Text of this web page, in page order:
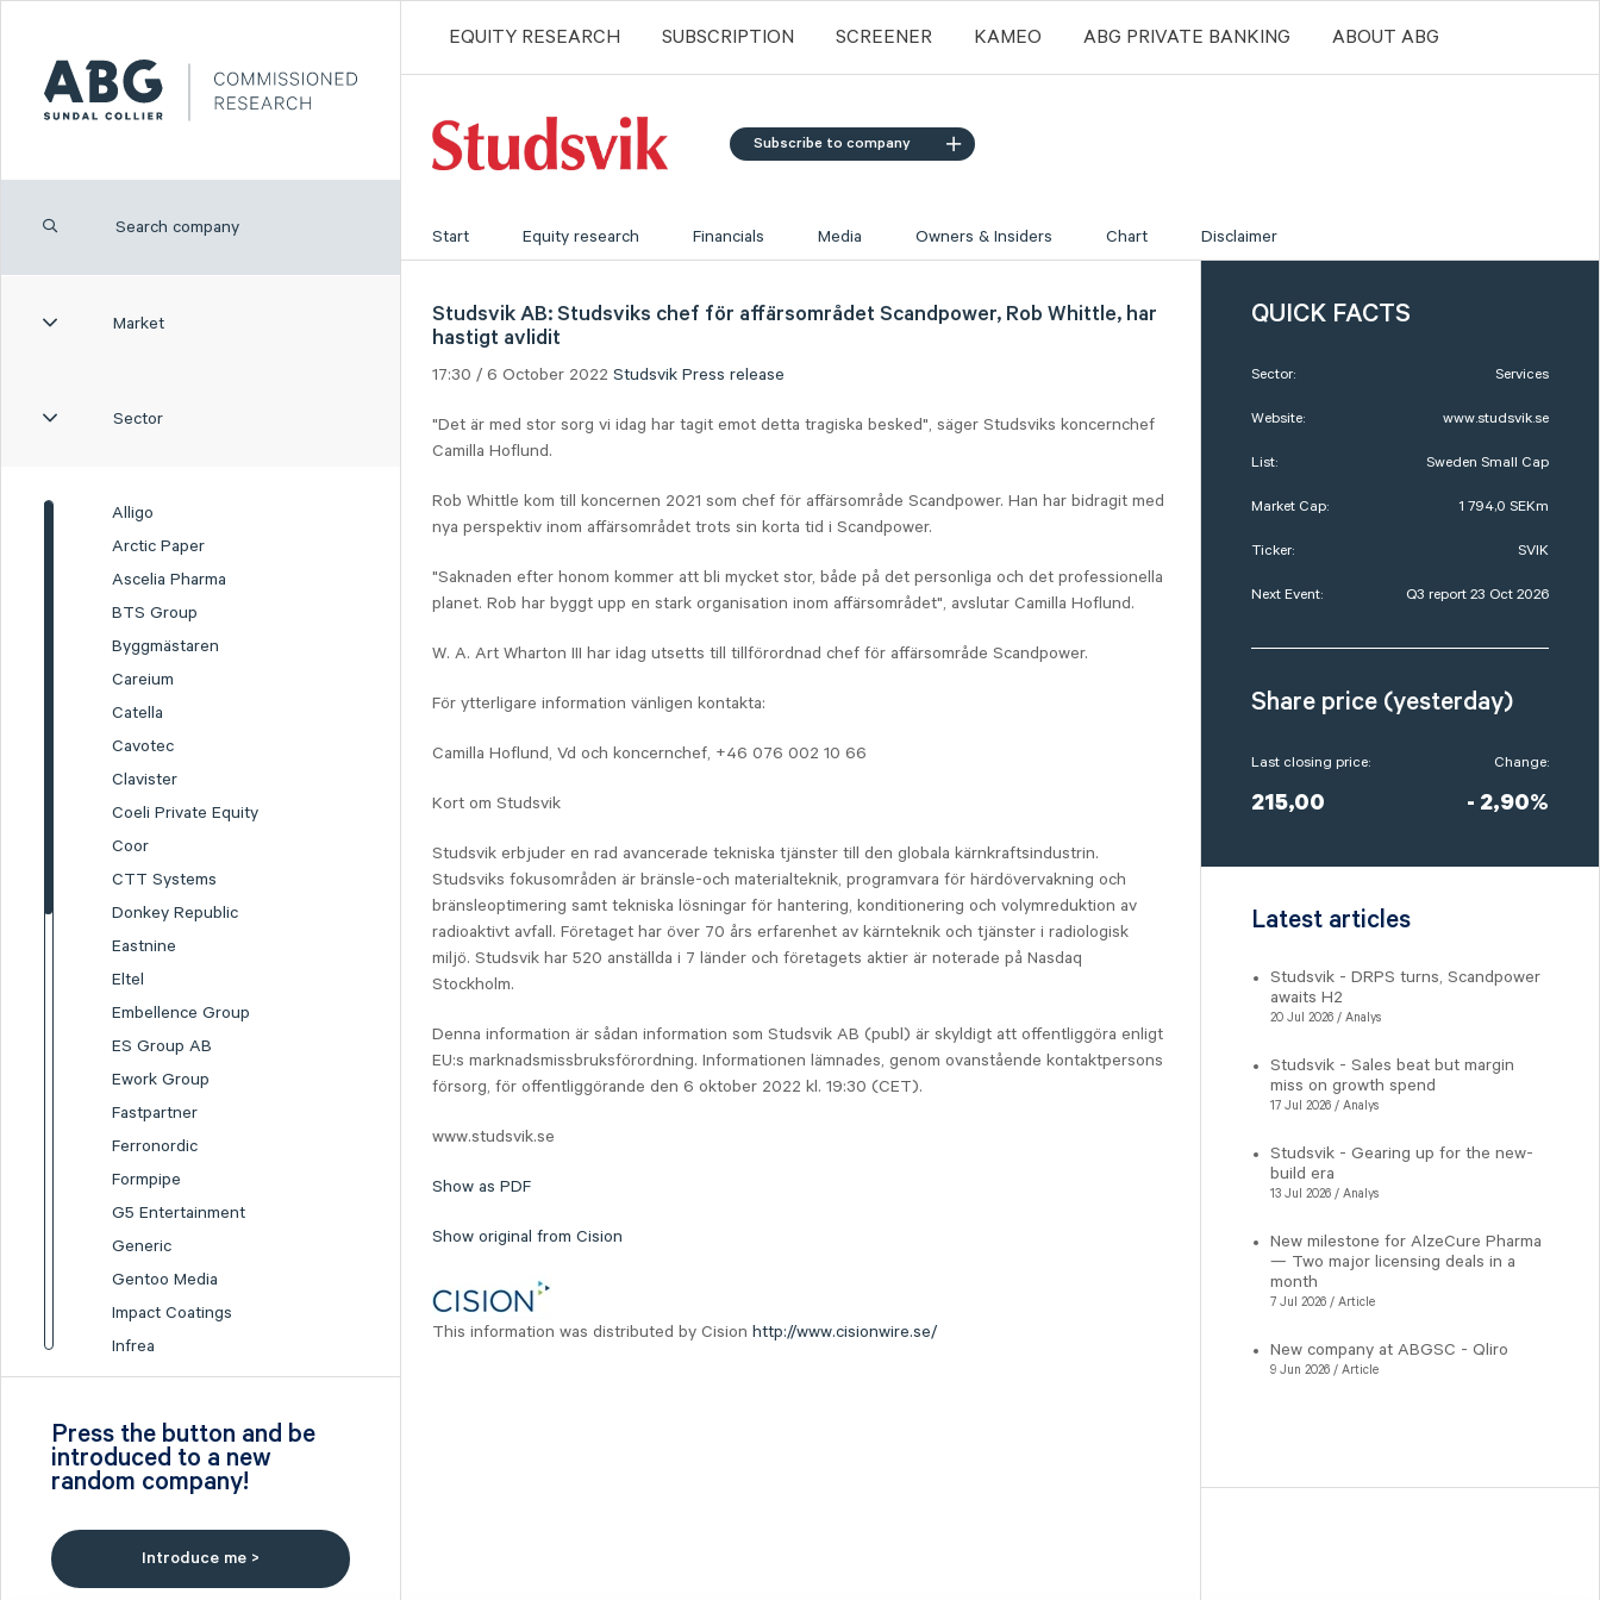
Market
Sector
Alligo
Arctic Paper
Ascelia Pharma
BTS Group
Byggmästaren
Careium
Catella
Cavotec
Clavister
Coeli Private Equity
Coor
CTT Systems
Donkey Republic
Eastnine
Eltel
Embellence Group
ES Group AB
Ework Group
Fastpartner
Ferronordic
Formpipe
G5 Entertainment
Generic
Gentoo Media
Impact Coatings
Infrea
Inission
I-tech
Lumi Gruppen
Press the button and be
introduced to a new
random company!
Introduce me >
EQUITY RESEARCH SUBSCRIPTION SCREENER KAMEO ABG PRIVATE BANKING ABOUT ABG
Subscribe to company
Start Equity research Financials Media Owners & Insiders Chart Disclaimer
Studsvik AB: Studsviks chef för affärsområdet Scandpower, Rob Whittle, har
hastigt avlidit
17:30 / 6 October 2022 Studsvik Press release
"Det är med stor sorg vi idag har tagit emot detta tragiska besked", säger Studsviks koncernchef
Camilla Hoflund.
Rob Whittle kom till koncernen 2021 som chef för affärsområde Scandpower. Han har bidragit med
nya perspektiv inom affärsområdet trots sin korta tid i Scandpower.
"Saknaden efter honom kommer att bli mycket stor, både på det personliga och det professionella
planet. Rob har byggt upp en stark organisation inom affärsområdet", avslutar Camilla Hoflund.
W. A. Art Wharton III har idag utsetts till tillförordnad chef för affärsområde Scandpower.
För ytterligare information vänligen kontakta:
Camilla Hoflund, Vd och koncernchef, +46 076 002 10 66
Kort om Studsvik
Studsvik erbjuder en rad avancerade tekniska tjänster till den globala kärnkraftsindustrin.
Studsviks fokusområden är bränsle-och materialteknik, programvara för härdövervakning och
bränsleoptimering samt tekniska lösningar för hantering, konditionering och volymreduktion av
radioaktivt avfall. Företaget har över 70 års erfarenhet av kärnteknik och tjänster i radiologisk
miljö. Studsvik har 520 anställda i 7 länder och företagets aktier är noterade på Nasdaq
Stockholm.
Denna information är sådan information som Studsvik AB (publ) är skyldigt att offentliggöra enligt
EU:s marknadsmissbruksförordning. Informationen lämnades, genom ovanstående kontaktpersons
försorg, för offentliggörande den 6 oktober 2022 kl. 19:30 (CET).
www.studsvik.se
Show as PDF
Show original from Cision
This information was distributed by Cision http://www.cisionwire.se/
QUICK FACTS
Sector: Services
Website: www.studsvik.se
List: Sweden Small Cap
Market Cap: 1 794,0 SEKm
Ticker: SVIK
Next Event: Q3 report 23 Oct 2026
Share price (yesterday)
Last closing price:
215,00
Change:
- 2,90%
Latest articles
Studsvik - DRPS turns, Scandpower
awaits H2
20 Jul 2026 / Analys
Studsvik - Sales beat but margin
miss on growth spend
17 Jul 2026 / Analys
Studsvik - Gearing up for the new-
build era
13 Jul 2026 / Analys
New milestone for AlzeCure Pharma
— Two major licensing deals in a
month
7 Jul 2026 / Article
New company at ABGSC - Qliro
9 Jun 2026 / Article